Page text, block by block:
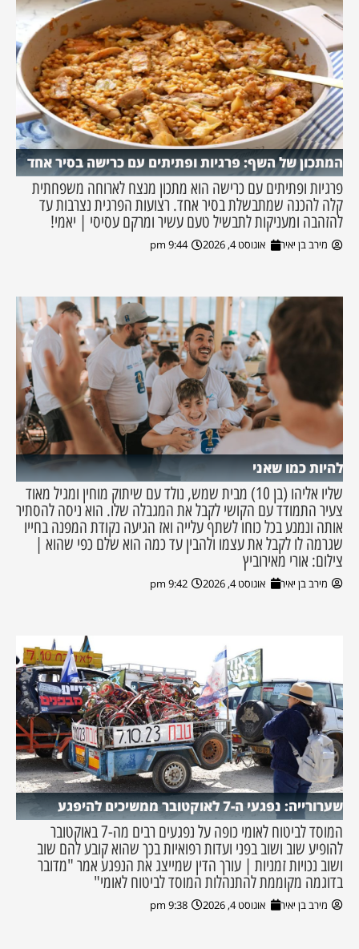
המתכון של השף: פרגיות ופתיתים עם כרישה בסיר אחד
פרגיות ופתיתים עם כרישה הוא מתכון מנצח לארוחה משפחתית
קלה להכנה שמתבשלת בסיר אחד. רצועות הפרגית נצרבות עד
להזהבה ומעניקות לתבשיל טעם עשיר ומרקם עסיסי | יאמי!
מירב בן יאיר אוגוסט 4, 2026 9:44 pm
להיות כמו שאני
שליו אליהו (בן 10) מבית שמש, נולד עם שיתוק מוחין ומגיל מאוד
צעיר התמודד עם הקושי לקבל את המגבלה שלו. הוא ניסה להסתיר
אותה ונמנע בכל כוחו לשתף עלייה ואז הגיעה נקודת המפנה בחייו
שגרמה לו לקבל את עצמו ולהבין עד כמה הוא שלם כפי שהוא |
צילום: אורי מאירוביץ
מירב בן יאיר אוגוסט 4, 2026 9:42 pm
שערורייה: נפגעי ה-7 לאוקטובר ממשיכים להיפגע
המוסד לביטוח לאומי כופה על נפגעים רבים מה-7 באוקטובר
להופיע שוב ושוב בפני ועדות רפואיות בכך שהוא קובע להם שוב
ושוב נכויות זמניות | עורך הדין שמייצג את הנפגע אמר "מדובר
בדוגמה מקוממת להתנהלות המוסד לביטוח לאומי"
מירב בן יאיר אוגוסט 4, 2026 9:38 pm